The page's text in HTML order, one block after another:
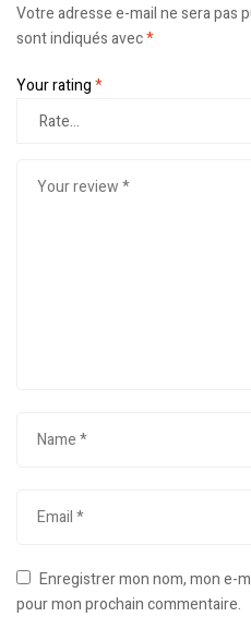
Votre adresse e-mail ne sera pas
sont indiqués avec*
Your rating*
Enregistrer mon nom, mon e-
pour mon prochain commentaire.